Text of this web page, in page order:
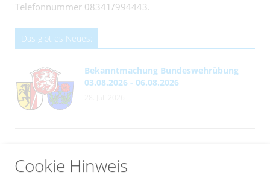
Telefonnummer 08341/994443.
Das gibt es Neues:
Bekanntmachung Bundeswehrübung
03.08.2026 - 06.08.2026
27.07. - 30.07.2026
Cookie Hinweis